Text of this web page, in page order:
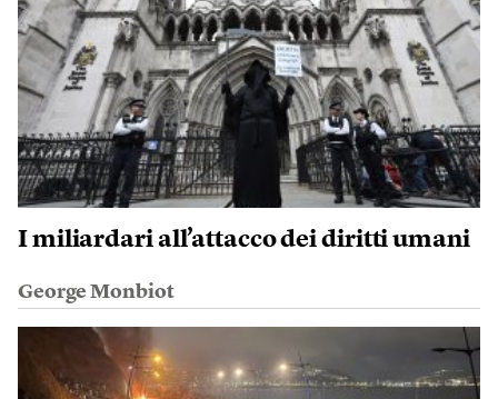
I miliardari all’attacco dei diritti umani
George Monbiot